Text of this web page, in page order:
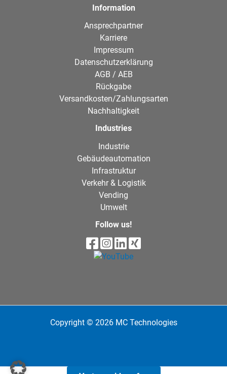
Information
Ansprechpartner
Karriere
Impressum
Datenschutzerklärung
AGB / AEB
Rückgabe
Versandkosten/Zahlungsarten
Nachhaltigkeit
Industries
Industrie
Gebäudeautomation
Infrastruktur
Verkehr & Logistik
Vending
Umwelt
Follow us!
Copyright © 2026 MC Technologies